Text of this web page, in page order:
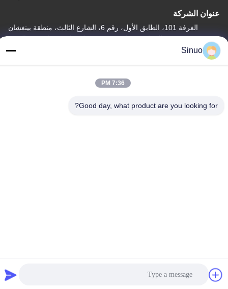
عنوان الشركة
الغرفة 101، الطابق الأول، رقم 6، الشارع الثالث، منطقة بينغشان
الصناعية، شارع شيبي، منطقة بانيو، قوانغتشو، الصين
عنوان المصنع
الصناعية، شارع شيبي، منطقة بانيو، قوانغتشو، الصين
هاتف
Sinuo
7:36 PM
Good day, what product are you looking for?